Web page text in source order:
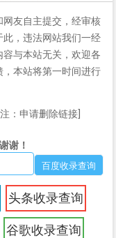
友自主提交，经审核
此，违法网站我们一经
与本站无关，欢迎各
本站将第一时间进行
注：申请删除链接]
谢！
头条收录查询
谷歌收录查询